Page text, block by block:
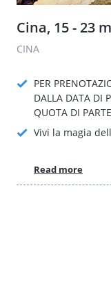
Cina, 15 - 23
CINA
PER
DALLA DATA DI
QUOTA DI
Vivi la magia
Read more